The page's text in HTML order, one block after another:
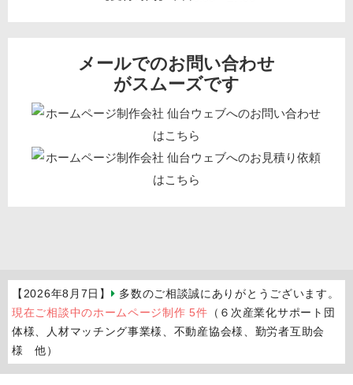
メールでのお問い合わせ
がスムーズです
【2026年8月7日】
多数のご相談誠にありがとうございます。
現在ご相談中のホームページ制作 5件 （６次産業化サポート団
体様、人材マッチング事業様、不動産協会様、勤労者互助会
様 他）